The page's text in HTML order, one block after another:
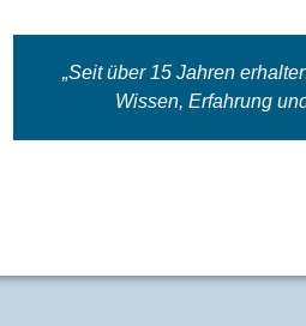
„Seit über 15 Jahren
Wissen, Erfahrung